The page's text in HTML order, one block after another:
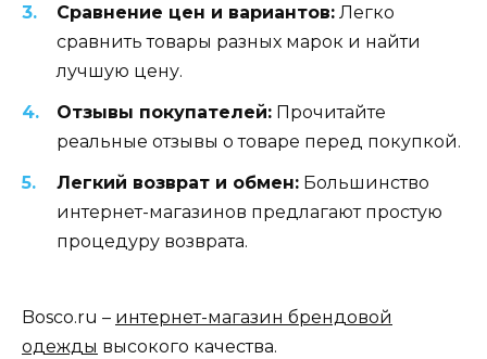
Сравнение цен и вариантов: Легко
сравнить товары разных марок и найти
лучшую цену.
Отзывы покупателей: Прочитайте
реальные отзывы о товаре перед покупкой.
Легкий возврат и обмен: Большинство
интернет-магазинов предлагают простую
процедуру возврата.
Bosco.ru – интернет-магазин брендовой
одежды высокого качества.